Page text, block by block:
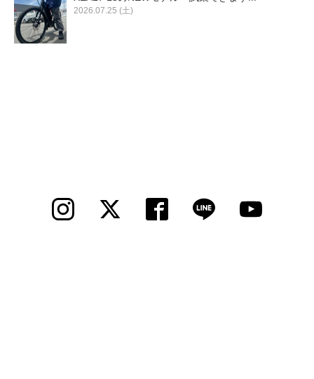
2026.07.25 (土)